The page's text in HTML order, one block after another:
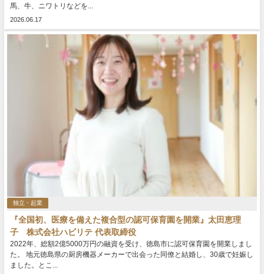
馬、牛、ニワトリなどを...
2026.06.17
独立・起業
『全国初、医療を備えた複合型の認可保育園を開業』太田恵理
子 株式会社ハビリテ 代表取締役
2022年、総額2億5000万円の融資を受け、徳島市に認可保育園を開業しまし
た。 地元徳島県の厨房機器メーカーで出会った同僚と結婚し、30歳で妊娠し
ました。とこ...